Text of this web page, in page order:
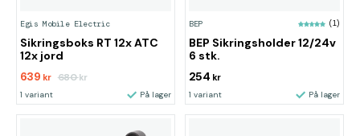
Egis Mobile Electric
Sikringsboks RT 12x ATC
12x jord
639 kr 680kr
1 variant På lager
BEP (1)
BEP Sikringsholder 12/24v
6 stk.
254 kr
1 variant På lager